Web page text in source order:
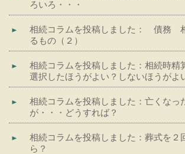
ろいろ・・・
相続コラムを投稿しました： 債務
るもの（２）
相続コラムを投稿しました：相続時精
選択したほうがよい？しないほうがよ
相続コラムを投稿しました：亡くなっ
が・・・どうすれば？
相続コラムを投稿しました：葬式を２
ら？